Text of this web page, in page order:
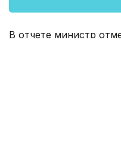
В отчете министр